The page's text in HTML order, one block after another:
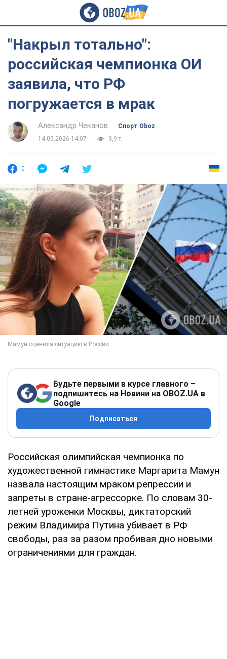
"Накрыл тотально":
российская чемпионка ОИ
заявила, что РФ
погружается в мрак
Александр Чеканов
Спорт Oboz
14.05.2026 14:07
3,9 т.
0
Будьте первыми в курсе главного –
подпишитесь на Новини на OBOZ.UA в
Google
Подписаться
Российская олимпийская чемпионка по
художественной гимнастике Маргарита Мамун
назвала настоящим мраком репрессии и
запреты в стране-агрессорке. По словам 30-
летней уроженки Москвы, диктаторский
режим Владимира Путина убивает в РФ
свободы, раз за разом пробивая дно новыми
ограничениями для граждан.